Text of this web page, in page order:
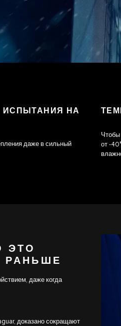
НА
даже в сильный
Чтобы
от -
ЭТО
РАНЬШЕ
даже когда
доказано сокращают